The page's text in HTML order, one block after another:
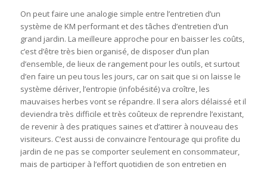
On peut faire une analogie simple entre l’entretien d’un
système de KM performant et des tâches d’entretien d’un
grand jardin. La meilleure approche pour en baisser les coûts,
c’est d’être très bien organisé, de disposer d’un plan
d’ensemble, de lieux de rangement pour les outils, et surtout
d’en faire un peu tous les jours, car on sait que si on laisse le
système dériver, l’entropie (infobésité) va croître, les
mauvaises herbes vont se répandre. Il sera alors délaissé et il
deviendra très difficile et très coûteux de reprendre l’existant,
de revenir à des pratiques saines et d’attirer à nouveau des
visiteurs. C’est aussi de convaincre l’entourage qui profite du
jardin de ne pas se comporter seulement en consommateur,
mais de participer à l’effort quotidien de son entretien en